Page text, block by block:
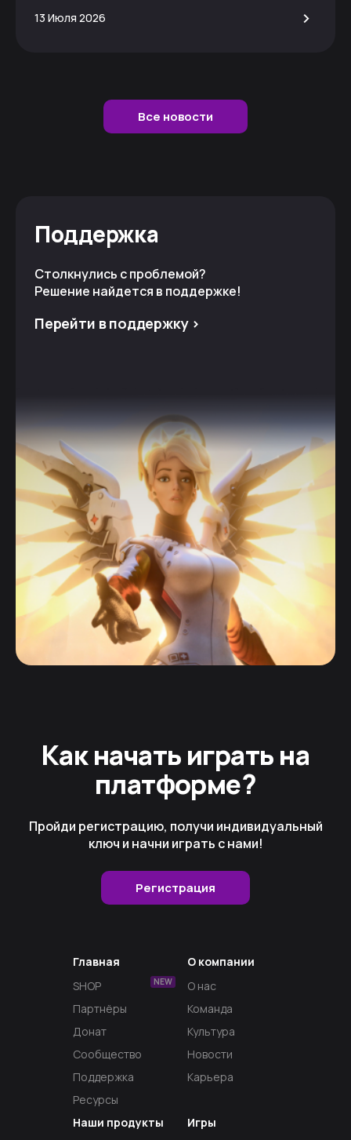
13 Июля 2026 >
Все новости
Поддержка
Столкнулись с проблемой?
Решение найдется в поддержке!
Перейти в поддержку >
Как начать играть на
платформе?
Пройди регистрацию, получи индивидуальный
ключ и начни играть с нами!
Регистрация
Главная
SHOP
NEW
Партнёры
Донат
Сообщество
Поддержка
Ресурсы
Наши продукты
Игры
О компании
О нас
Команда
Культура
Новости
Карьера